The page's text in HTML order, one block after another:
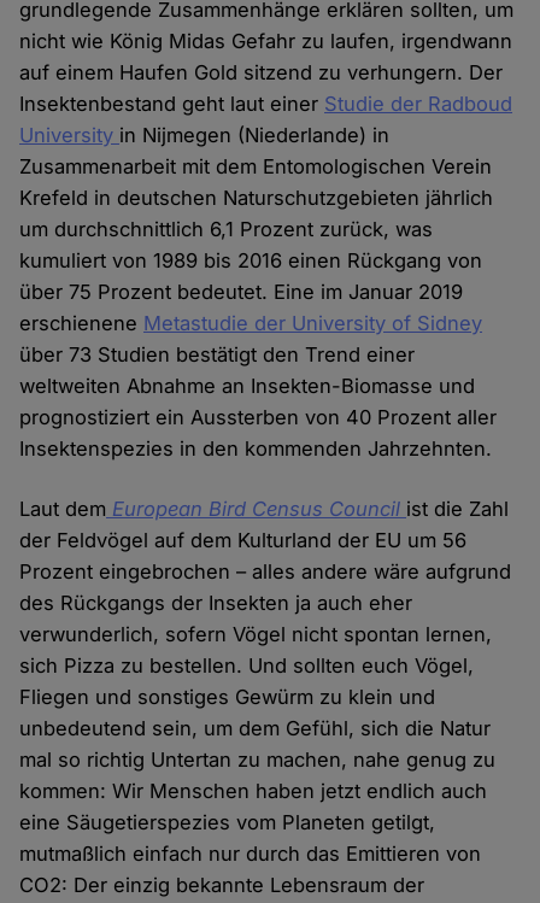
grundlegende Zusammenhänge erklären sollten, um
nicht wie König Midas Gefahr zu laufen, irgendwann
auf einem Haufen Gold sitzend zu verhungern. Der
Insektenbestand geht laut einer Studie der Radboud
University in Nijmegen (Niederlande) in
Zusammenarbeit mit dem Entomologischen Verein
Krefeld in deutschen Naturschutzgebieten jährlich
um durchschnittlich 6,1 Prozent zurück, was
kumuliert von 1989 bis 2016 einen Rückgang von
über 75 Prozent bedeutet. Eine im Januar 2019
erschienene Metastudie der University of Sidney
über 73 Studien bestätigt den Trend einer
weltweiten Abnahme an Insekten-Biomasse und
prognostiziert ein Aussterben von 40 Prozent aller
Insektenspezies in den kommenden Jahrzehnten.
Laut dem European Bird Census Council ist die Zahl
der Feldvögel auf dem Kulturland der EU um 56
Prozent eingebrochen – alles andere wäre aufgrund
des Rückgangs der Insekten ja auch eher
verwunderlich, sofern Vögel nicht spontan lernen,
sich Pizza zu bestellen. Und sollten euch Vögel,
Fliegen und sonstiges Gewürm zu klein und
unbedeutend sein, um dem Gefühl, sich die Natur
mal so richtig Untertan zu machen, nahe genug zu
kommen: Wir Menschen haben jetzt endlich auch
eine Säugetierspezies vom Planeten getilgt,
mutmaßlich einfach nur durch das Emittieren von
CO2: Der einzig bekannte Lebensraum der